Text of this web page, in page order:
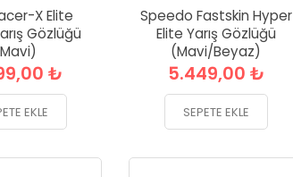
X Elite
Gözlüğü
₺
EKLE
Speedo Fastskin Hyper
Elite Yarış Gözlüğü
(Mavi/Beyaz)
5.449,00 ₺
SEPETE EKLE